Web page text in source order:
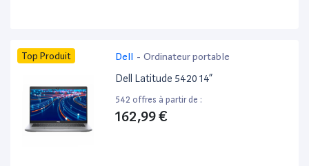
Top Produit Dell - Ordinateur portable
Dell Latitude 5420 14”
542 offres à partir de :
162,99 €